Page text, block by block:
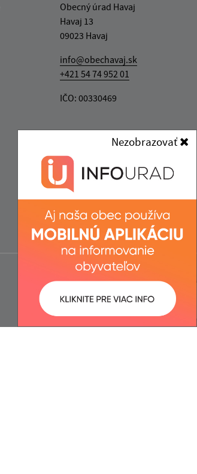
Nezobrazovať
Obecný úrad Havaj
Havaj 13
09023 Havaj
info@obechavaj.sk
+421 54 74 952 01
IČO: 00330469